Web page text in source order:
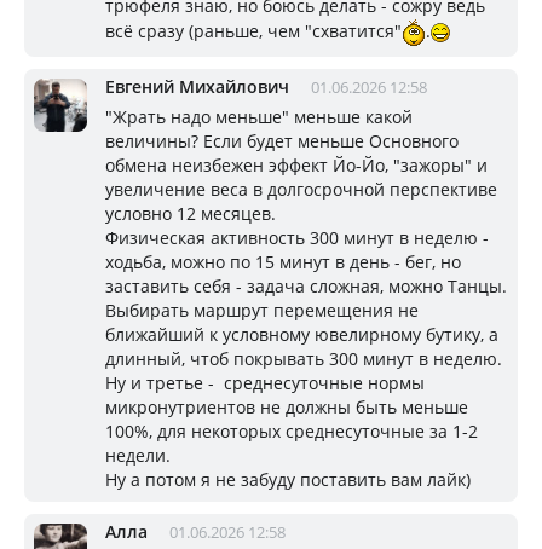
трюфеля знаю, но боюсь делать - сожру ведь
всё сразу (раньше, чем "схватится"
.
Евгений Михайлович 01.06.2026 12:58
"Жрать надо меньше" меньше какой
величины? Если будет меньше Основного
обмена неизбежен эффект Йо-Йо, "зажоры" и
увеличение веса в долгосрочной перспективе
условно 12 месяцев.
Физическая активность 300 минут в неделю -
ходьба, можно по 15 минут в день - бег, но
заставить себя - задача сложная, можно Танцы.
Выбирать маршрут перемещения не
ближайший к условному ювелирному бутику, а
длинный, чтоб покрывать 300 минут в неделю.
Ну и третье - среднесуточные нормы
микронутриентов не должны быть меньше
100%, для некоторых среднесуточные за 1-2
недели.
Ну а потом я не забуду поставить вам лайк)
Алла 01.06.2026 12:58